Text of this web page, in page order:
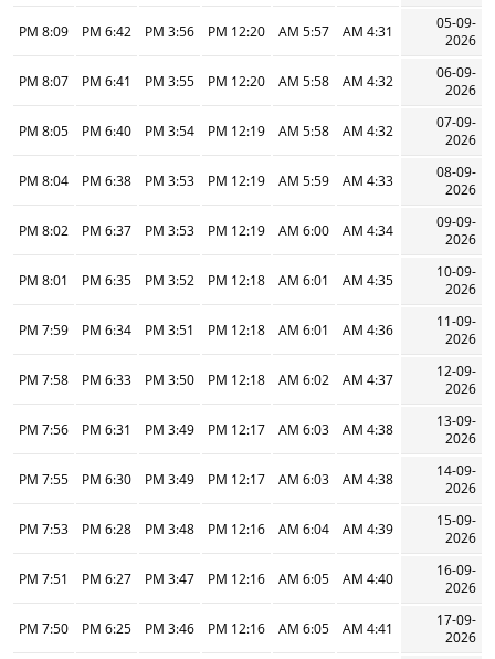
05-09-
2026
4:31 AM
5:57 AM
12:20 PM
3:56 PM
6:42 PM
8:09 PM
06-09-
2026
4:32 AM
5:58 AM
12:20 PM
3:55 PM
6:41 PM
8:07 PM
07-09-
2026
4:32 AM
5:58 AM
12:19 PM
3:54 PM
6:40 PM
8:05 PM
08-09-
2026
4:33 AM
5:59 AM
12:19 PM
3:53 PM
6:38 PM
8:04 PM
09-09-
2026
4:34 AM
6:00 AM
12:19 PM
3:53 PM
6:37 PM
8:02 PM
10-09-
2026
4:35 AM
6:01 AM
12:18 PM
3:52 PM
6:35 PM
8:01 PM
11-09-
2026
4:36 AM
6:01 AM
12:18 PM
3:51 PM
6:34 PM
7:59 PM
12-09-
2026
4:37 AM
6:02 AM
12:18 PM
3:50 PM
6:33 PM
7:58 PM
13-09-
2026
4:38 AM
6:03 AM
12:17 PM
3:49 PM
6:31 PM
7:56 PM
14-09-
2026
4:38 AM
6:03 AM
12:17 PM
3:49 PM
6:30 PM
7:55 PM
15-09-
2026
4:39 AM
6:04 AM
12:16 PM
3:48 PM
6:28 PM
7:53 PM
16-09-
2026
4:40 AM
6:05 AM
12:16 PM
3:47 PM
6:27 PM
7:51 PM
17-09-
2026
4:41 AM
6:05 AM
12:16 PM
3:46 PM
6:25 PM
7:50 PM